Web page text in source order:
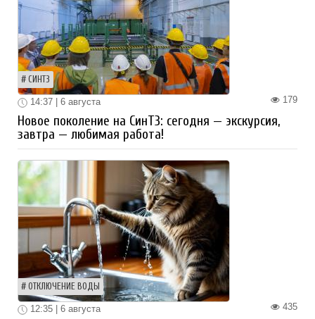
СИНТЗ
179
14:37 | 6 августа
Новое поколение на СинТЗ: сегодня — экскурсия,
завтра — любимая работа!
ОТКЛЮЧЕНИЕ ВОДЫ
435
12:35 | 6 августа